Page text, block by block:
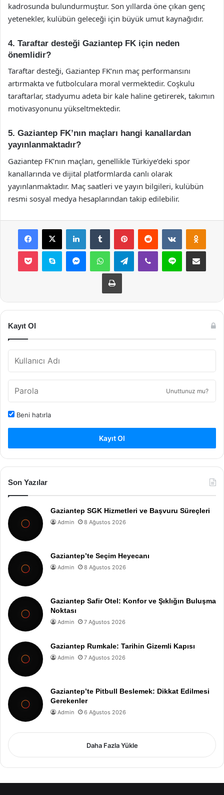
kadrosunda bulundurmuştur. Son yıllarda öne çıkan genç
yetenekler, kulübün geleceği için büyük umut kaynağıdır.
4. Taraftar desteği Gaziantep FK için neden
önemlidir?
Taraftar desteği, Gaziantep FK’nın maç performansını
artırmakta ve futbolculara moral vermektedir. Coşkulu
taraftarlar, stadyumu adeta bir kale haline getirerek, takımın
motivasyonunu yükseltmektedir.
5. Gaziantep FK’nın maçları hangi kanallardan
yayınlanmaktadır?
Gaziantep FK’nın maçları, genellikle Türkiye’deki spor
kanallarında ve dijital platformlarda canlı olarak
yayınlanmaktadır. Maç saatleri ve yayın bilgileri, kulübün
resmi sosyal medya hesaplarından takip edilebilir.
Facebook
X LinkedInTumblr PinterestReddit VKontakte
Pocket Skype MessengerWhatsAppTelegramViber Line E-Posta ile
Yazdır
Kayıt Ol
Unuttunuz mu?
Beni hatırla
Kayıt Ol
Son Yazılar
Gaziantep SGK Hizmetleri ve Başvuru Süreçleri
Admin 8 Ağustos 2026
Gaziantep’te Seçim Heyecanı
Admin 8 Ağustos 2026
Gaziantep Safir Otel: Konfor ve Şıklığın Buluşma
Noktası
Admin 7 Ağustos 2026
Gaziantep Rumkale: Tarihin Gizemli Kapısı
Admin 7 Ağustos 2026
Gaziantep’te Pitbull Beslemek: Dikkat Edilmesi
Gerekenler
Admin 6 Ağustos 2026
Daha Fazla Yükle